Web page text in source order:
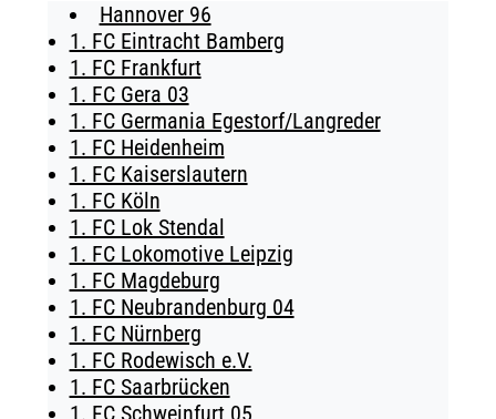
CLUBMITGLIEDSCHAFT
BUSINESS
SÜDKURVE
TICKETING
Hannover 96
1. FC Eintracht Bamberg
1. FC Frankfurt
1. FC Gera 03
1. FC Germania Egestorf/Langreder
1. FC Heidenheim
1. FC Kaiserslautern
1. FC Köln
1. FC Lok Stendal
1. FC Lokomotive Leipzig
1. FC Magdeburg
1. FC Neubrandenburg 04
1. FC Nürnberg
1. FC Rodewisch e.V.
1. FC Saarbrücken
1. FC Schweinfurt 05